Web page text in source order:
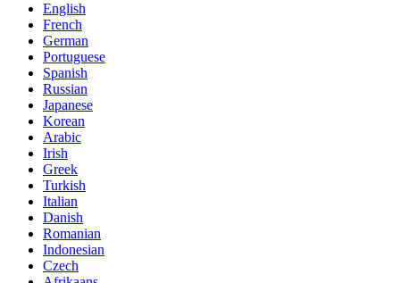
English
French
German
Portuguese
Spanish
Russian
Japanese
Korean
Arabic
Irish
Greek
Turkish
Italian
Danish
Romanian
Indonesian
Czech